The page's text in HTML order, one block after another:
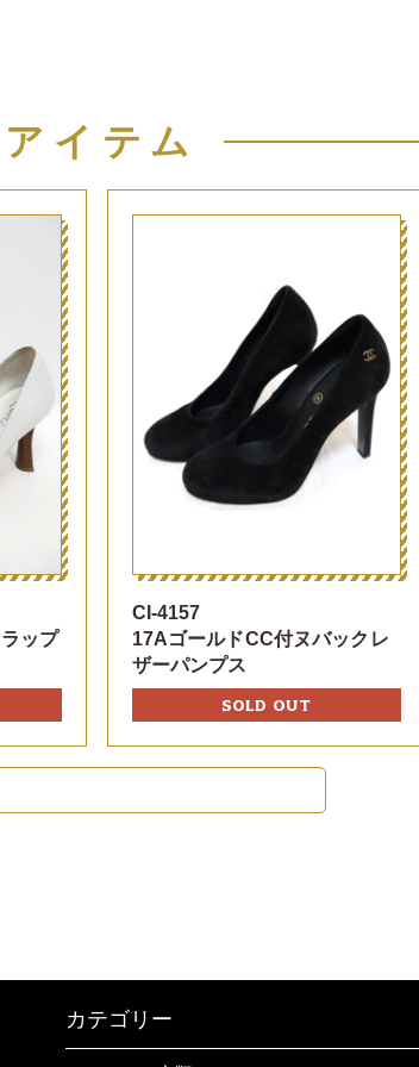
イテム
ップ
CI-4157
17AゴールドCC付ヌバックレ
ザーパンプス
SOLD OUT
カテゴリー